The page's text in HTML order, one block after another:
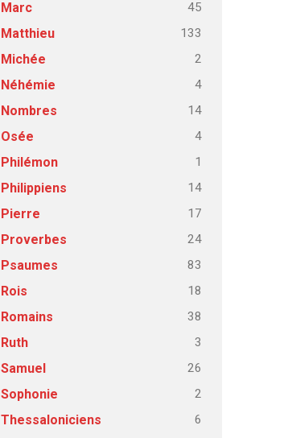
Marc 45
Matthieu 133
Michée 2
Néhémie 4
Nombres 14
Osée 4
Philémon 1
Philippiens 14
Pierre 17
Proverbes 24
Psaumes 83
Rois 18
Romains 38
Ruth 3
Samuel 26
Sophonie 2
Thessaloniciens
6